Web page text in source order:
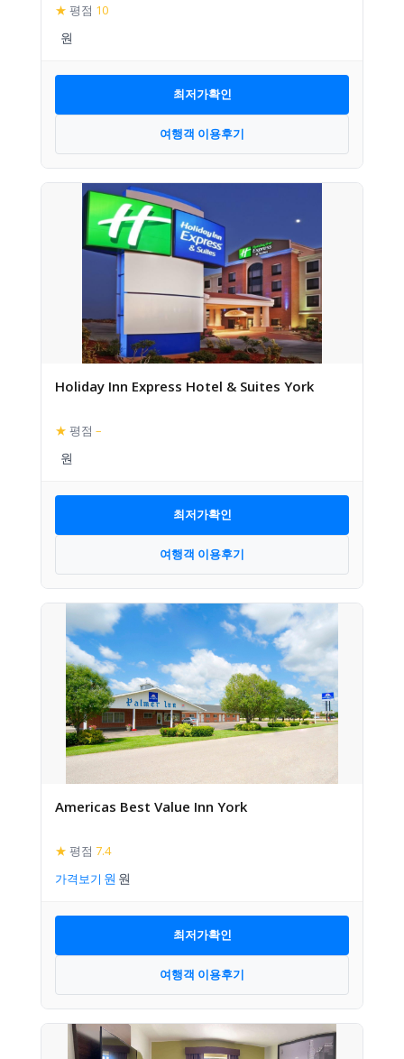
★ 평점 10
최저가확인
여행객 이용후기
Holiday Inn Express Hotel & Suites York
★ 평점 –
최저가확인
여행객 이용후기
Americas Best Value Inn York
★ 평점 7.4
가격보기
최저가확인
여행객 이용후기